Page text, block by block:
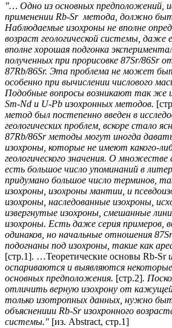
"… Одно из основных предположений,
применении Rb-Sr метода, должно
Наблюдаемые изохроны не вполне
возраст геологической системы, даже
вполне хорошая подгонка
полученных при прорисовке 87Sr/86Sr
87Rb/86Sr. Эта проблема не может
особенно при вычислении числового
Подобные вопросы возникают так же и
Sm-Nd и U-Pb изохронных методов.
метод был постепенно введен в
геологических проблем, вскоре стало
87Rb/86Sr методы могут иногда
изохроны, которые не имеют какого-
геологического значения. О множестве
есть большое число упоминаний в
придумано большое число терминов,
изохроны, изохроны мантии, и
изохроны, наследованные изохроны,
извергнутые изохроны, смешанные
изохроны. Есть даже серия примеров,
одинаков, но начальные отношения
подогнаны под изохроны, такие как
[стр.1]. …Теоретические основы Rb-Sr
оспариваются и выявляются
основных предположения. [стр.2].
отличить верную изохрону от
только изотропных данных, нужно
объяснениии Rb-Sr изохронного
системы." [из. Abstract, стр.1]